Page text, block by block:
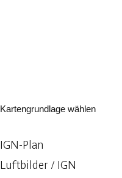
Kartengrundlage wählen
IGN-Plan
Luftbilder / IGN